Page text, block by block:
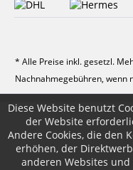
* Alle Preise inkl. gesetzl.
Nachnahmegebühren, wenn
Diese Website benutzt
der Website
Andere Cookies, die den
erhöhen, der
anderen Websites